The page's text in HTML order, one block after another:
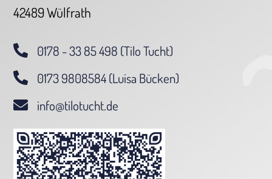
42489 Wülfrath
0178 - 33 85 498 (Tilo Tucht)
0173 9808584 (Luisa Bücken)
info@tilotucht.de